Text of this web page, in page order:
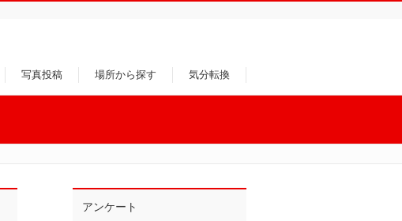
写真投稿 場所から探す 気分転換
アンケート